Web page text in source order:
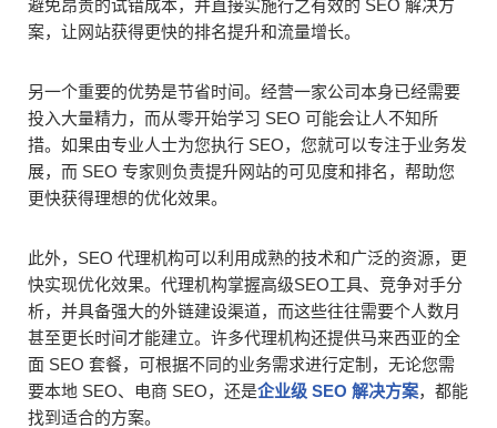
避免昂贵的试错成本，并直接实施行之有效的 SEO 解决方
案，让网站获得更快的排名提升和流量增长。
另一个重要的优势是节省时间。经营一家公司本身已经需要
投入大量精力，而从零开始学习 SEO 可能会让人不知所
措。如果由专业人士为您执行 SEO，您就可以专注于业务发
展，而 SEO 专家则负责提升网站的可见度和排名，帮助您
更快获得理想的优化效果。
此外，SEO 代理机构可以利用成熟的技术和广泛的资源，更
快实现优化效果。代理机构掌握高级SEO工具、竞争对手分
析，并具备强大的外链建设渠道，而这些往往需要个人数月
甚至更长时间才能建立。许多代理机构还提供马来西亚的全
面 SEO 套餐，可根据不同的业务需求进行定制，无论您需
要本地 SEO、电商 SEO，还是企业级 SEO 解决方案，都能
找到适合的方案。